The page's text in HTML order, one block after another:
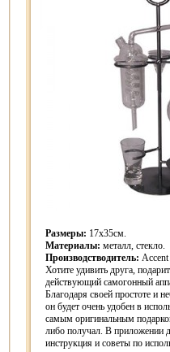
Размеры: 17х35см.
Материалы: металл, стекло.
Производстводитель:
Хотите удивить друга,
действующий самогонный
Благодаря своей простоте и
он будет очень удобен в
самым оригинальным
либо получал. В приложении
инструкция и советы по